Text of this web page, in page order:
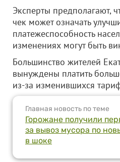
Эксперты предполагают,
чек может означать
платежеспособность
изменениях могут быть
Большинство жителей
вынуждены платить
из-за изменившихся
Главная новость по теме
Горожане получили
за вывоз мусора по
в шоке